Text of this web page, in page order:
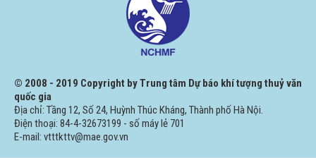
© 2008 - 2019 Copyright by Trung tâm Dự báo khí tượng thuỷ văn
quốc gia
Địa chỉ: Tầng 12, Số 24, Huỳnh Thúc Kháng, Thành phố Hà Nội.
Điện thoại: 84-4-32673199 - số máy lẻ 701
E-mail: vtttkttv@mae.gov.vn